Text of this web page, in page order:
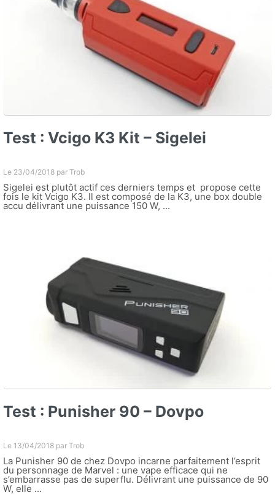
Test : Vcigo K3 Kit – Sigelei
Le 23/04/2018 par Trob
Sigelei est plutôt actif ces derniers temps et propose cette
fois le kit Vcigo K3. Il est composé de la K3, une box double
accu délivrant une puissance 150 W, ...
Test : Punisher 90 – Dovpo
Le 13/04/2018 par Trob
La Punisher 90 de chez Dovpo incarne parfaitement l’esprit
du personnage de Marvel : une vape efficace qui ne
s’embarrasse pas de superflu. Délivrant une puissance de 90
W, elle ...